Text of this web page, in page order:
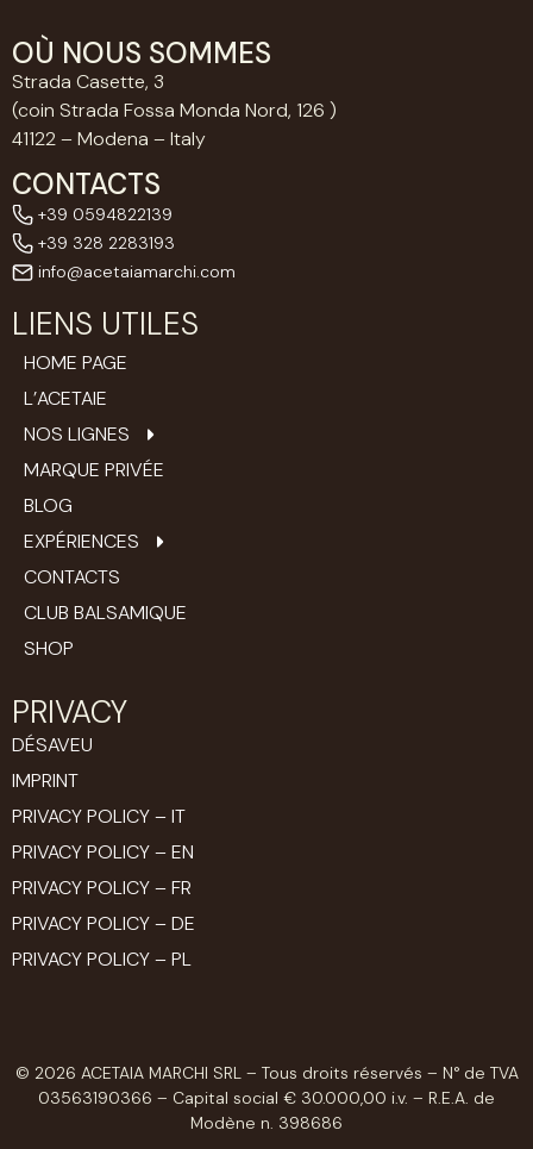
OÙ NOUS SOMMES
Strada Casette, 3
(coin Strada Fossa Monda Nord, 126 )
41122 – Modena – Italy
CONTACTS
+39 0594822139
+39 328 2283193
info@acetaiamarchi.com
LIENS UTILES
HOME PAGE
L’ACETAIE
NOS LIGNES
MARQUE PRIVÉE
BLOG
EXPÉRIENCES
CONTACTS
CLUB BALSAMIQUE
SHOP
PRIVACY
DÉSAVEU
IMPRINT
PRIVACY POLICY – IT
PRIVACY POLICY – EN
PRIVACY POLICY – FR
PRIVACY POLICY – DE
PRIVACY POLICY – PL
© 2026 ACETAIA MARCHI SRL – Tous droits réservés – N° de TVA
03563190366 – Capital social € 30.000,00 i.v. – R.E.A. de
Modène n. 398686